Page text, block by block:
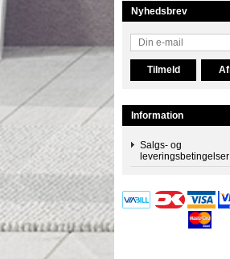
Nyhedsbrev
Information
Salgs- og
leveringsbetingelser